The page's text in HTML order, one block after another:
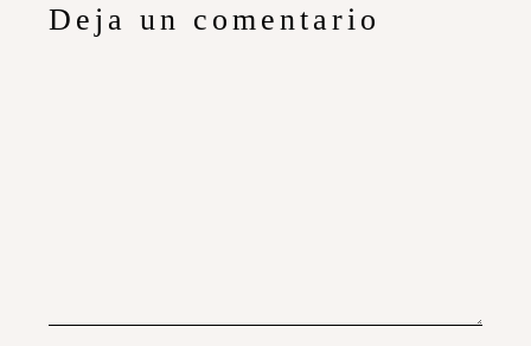
Deja un comentario